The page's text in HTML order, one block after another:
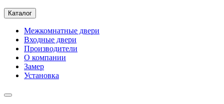
Каталог
Межкомнатные двери
Входные двери
Производители
О компании
Замер
Установка